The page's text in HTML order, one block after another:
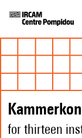
for thirteen